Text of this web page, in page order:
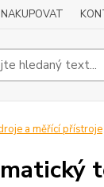
a měřící přístroje